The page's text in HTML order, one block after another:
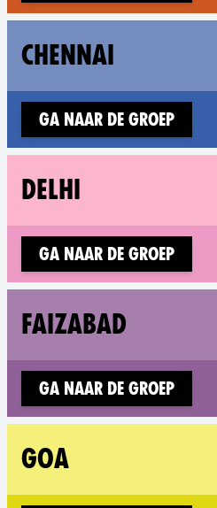
CHENNAI
Ga naar de groep
DELHI
Ga naar de groep
FAIZABAD
Ga naar de groep
GOA